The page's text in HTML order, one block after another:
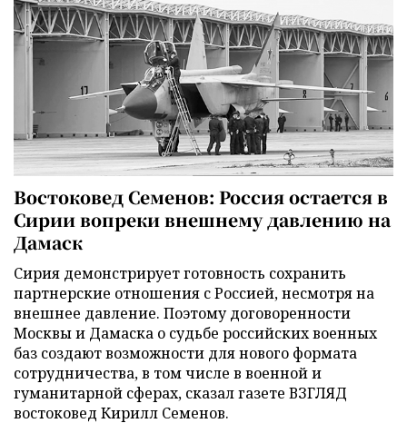
Востоковед Семенов: Россия остается в
Сирии вопреки внешнему давлению на
Дамаск
Сирия демонстрирует готовность сохранить
партнерские отношения с Россией, несмотря на
внешнее давление. Поэтому договоренности
Москвы и Дамаска о судьбе российских военных
баз создают возможности для нового формата
сотрудничества, в том числе в военной и
гуманитарной сферах, сказал газете ВЗГЛЯД
востоковед Кирилл Семенов.